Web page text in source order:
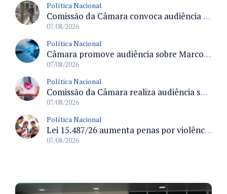
Política Nacional
Comissão da Câmara convoca audiência para discutir misoginia nas escolas e universidades após divulgação de listas misóginas
07/08/2026
Política Nacional
Câmara promove audiência sobre Marco de Fomento à Economia Digital e impactos da inteligência artificial
07/08/2026
Política Nacional
Comissão da Câmara realiza audiência sobre apostas online para medir o tamanho do mercado ilegal
07/08/2026
Política Nacional
Lei 15.487/26 aumenta penas por violência sexual digital contra crianças e adolescentes e autoriza ronda virtual para investigação
07/08/2026